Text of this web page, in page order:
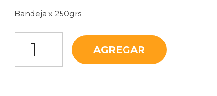
Bandeja x 250grs
AGREGAR